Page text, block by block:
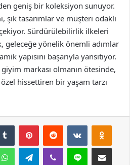
geniş bir koleksiyon sunuyor.
şık tasarımlar ve müşteri odaklı
Sürdürülebilirlik ilkeleri
geleceğe yönelik önemli adımlar
yapısını başarıyla yansıtıyor.
markası olmanın ötesinde,
hissettiren bir yaşam tarzı
Tumblr PinterestReddit VKontakte
WhatsAppTelegramViber Line E-Posta ile